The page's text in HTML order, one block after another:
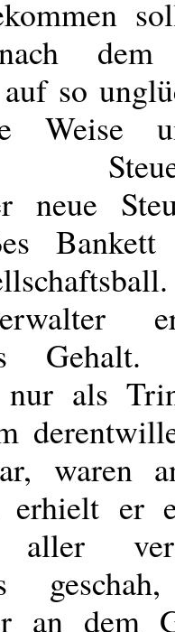
dem
so
Weise
neue
nur als
waren
erhielt er
aller
an dem